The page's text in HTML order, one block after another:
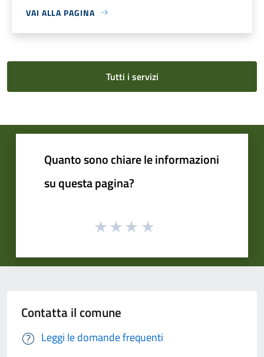
VAI ALLA PAGINA
Tutti i servizi
Quanto sono chiare le informazioni
su questa pagina?
Contatta il comune
Leggi le domande frequenti